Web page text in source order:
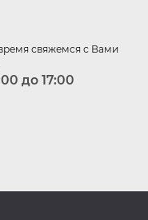
свяжемся с Вами
до 17:00